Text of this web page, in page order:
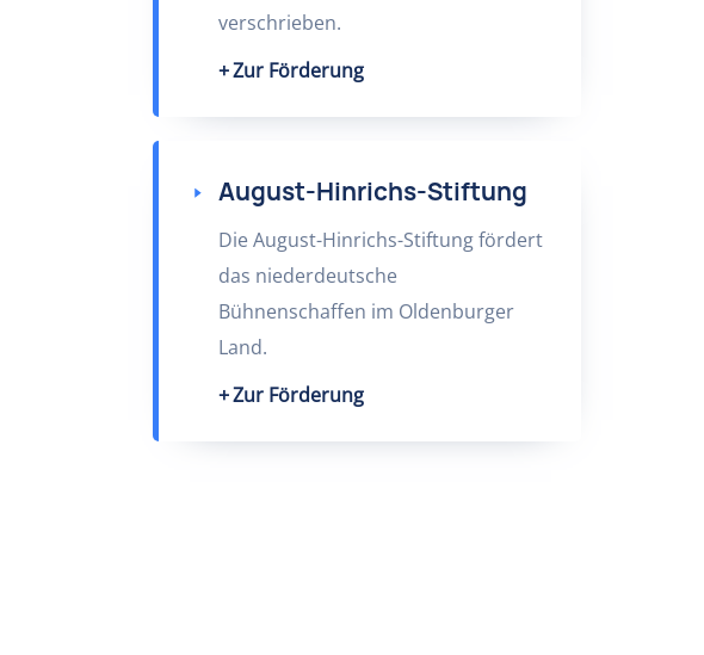
verschrieben.
Zur Förderung
August-Hinrichs-Stiftung
Die August-Hinrichs-Stiftung fördert
das niederdeutsche
Bühnenschaffen im Oldenburger
Land.
Zur Förderung